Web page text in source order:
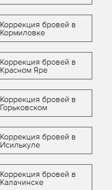
Коррекция бровей в
Кормиловке
Коррекция бровей в
Красном Яре
Коррекция бровей в
Горьковском
Коррекция бровей в
Исилькуле
Коррекция бровей в
Калачинске